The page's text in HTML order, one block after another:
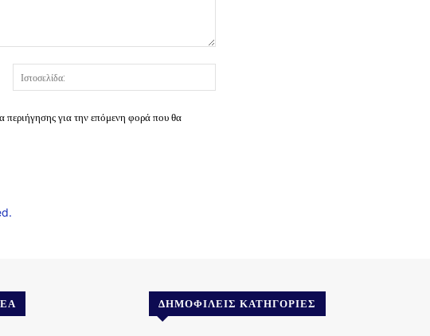
Email:*
περιήγησης για την επόμενη φορά που θα
ΔΗΜΟΦΙΛΕΊΣ ΚΑΤΗΓΟΡΊΕΣ